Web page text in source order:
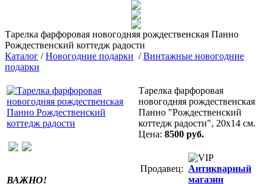
Тарелка фарфоровая новогодняя рождественская Панно
Рождественский коттедж радости
Каталог /Новогодние подарки /Винтажные новогодние
подарки
ВАЖНО!
Тарелка фарфоровая
новогодняя рождественская
Панно "Рождественский
коттедж радости", 20х14 см.
Цена: 8500 руб.
Продавец: Антикварный
магазин